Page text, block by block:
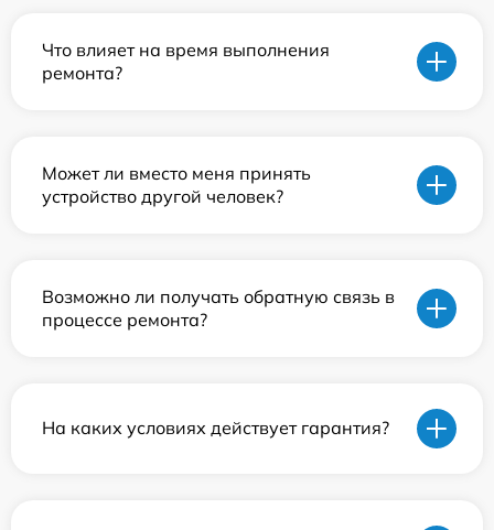
Что влияет на время выполнения
ремонта?
Может ли вместо меня принять
устройство другой человек?
Возможно ли получать обратную связь в
процессе ремонта?
На каких условиях действует гарантия?